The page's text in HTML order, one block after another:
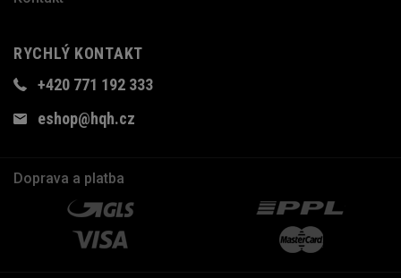
RYCHLÝ KONTAKT
+420 771 192 333
eshop@hqh.cz
Doprava a platba